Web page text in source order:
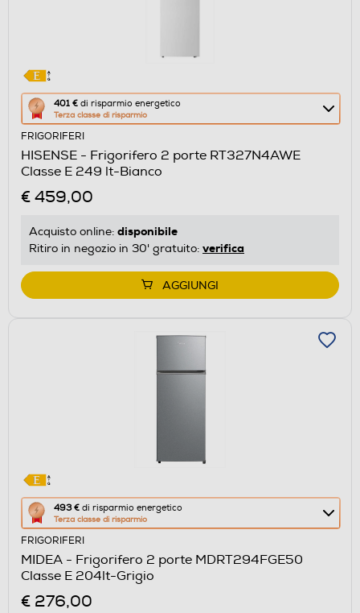
401 € di risparmio energetico
Terza classe di risparmio
Questa
azione
aprirà
il
Calcolatore
di
energetico
di
Youreko.
FRIGORIFERI
HISENSE - Frigorifero 2 porte RT327N4AWE
Classe E 249 lt-Bianco
€ 459,00
Acquisto online: disponibile
Ritiro in negozio in 30' gratuito: verifica
AGGIUNGI
493 € di risparmio energetico
Terza classe di risparmio
Questa
azione
aprirà
il
Calcolatore
di
FRIGORIFERI
MIDEA - Frigorifero 2 porte MDRT294FGE50
Classe E 204lt-Grigio
€ 276,00